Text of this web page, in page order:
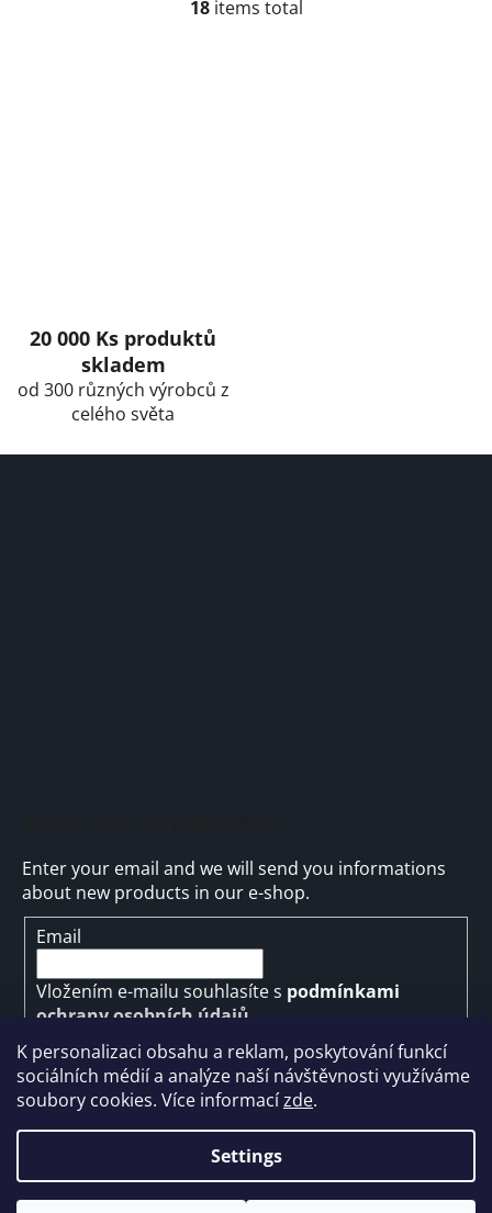
K personalizaci obsahu a reklam, poskytování funkcí
sociálních médií a analýze naší návštěvnosti využíváme
soubory cookies. Více informacízde.
Settings
L
18items total
20 000 Ks produktů
skladem
od 300 různých výrobců z
celého světa
F
Enter your email and we will send you informations
about new products in our e-shop.
Email
Vložením e-mailu souhlasíte s podmínkami
ochrany osobních údajů
SUBSCRIBE
Created by Shoptet